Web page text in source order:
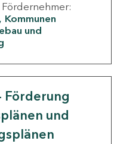
Fördernehmer:
Kommunen
und
Förderung
und